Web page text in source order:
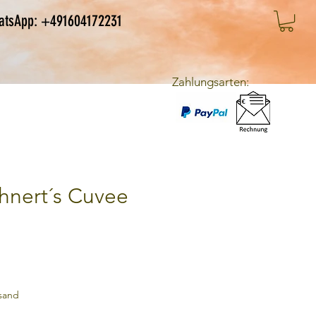
+491604172231
Zahlungsarten:
Cuvee